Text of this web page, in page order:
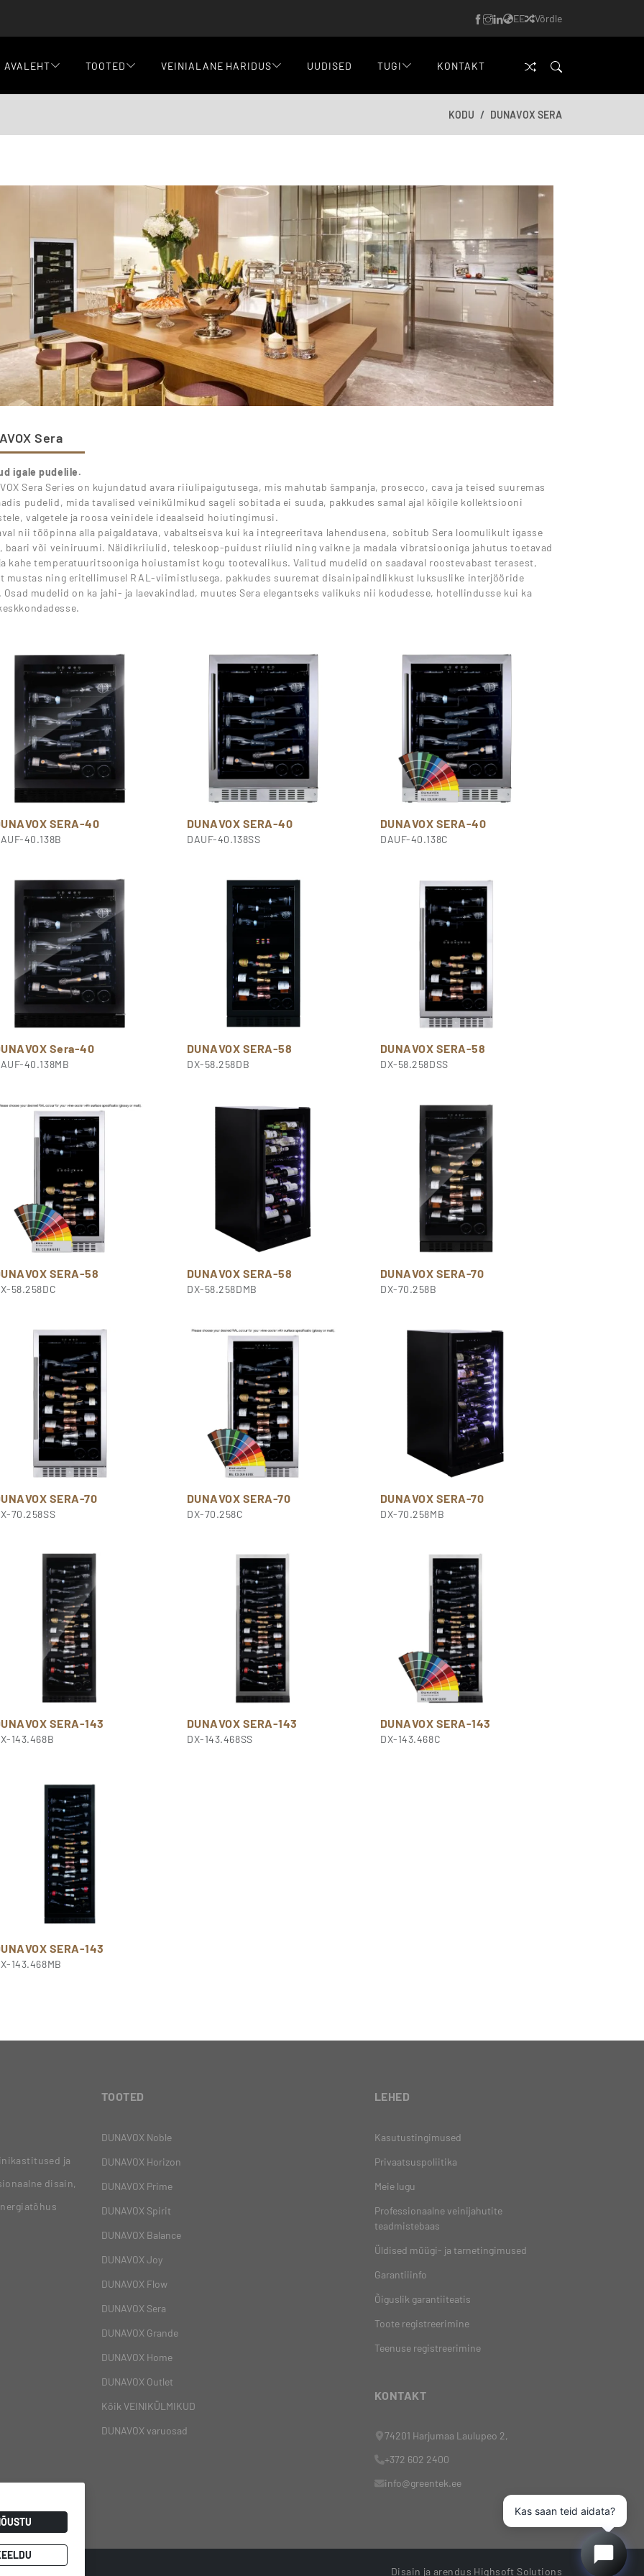
EE Võrdle
AVALEHT TOOTED VEINIALANE HARIDUS UUDISED TUGI KONTAKT
KODU DUNAVOX SERA
Sera
igale pudelile.
Sera Series on kujundatud avara riiulipaigutusega, mis mahutab šampanja, prosecco, cava ja teised suuremas
pudelid, mida tavalised veinikülmikud sageli sobitada ei suuda, pakkudes samal ajal kõigile kollektsiooni
valgetele ja roosa veinidele ideaalseid hoiutingimusi.
nii tööpinna alla paigaldatava, vabaltseisva kui ka integreeritava lahendusena, sobitub Sera loomulikult igasse
baari või veiniruumi. Näidikriiulid, teleskoop-puidust riiulid ning vaikne ja madala vibratsiooniga jahutus toetavad
kahe temperatuuritsooniga hoiustamist kogu tootevalikus. Valitud mudelid on saadaval roostevabast terasest,
mustas ning eritellimusel RAL-viimistlusega, pakkudes suuremat disainipaindlikkust luksuslike interjööride
Osad mudelid on ka jahi- ja laevakindlad, muutes Sera elegantseks valikuks nii kodudesse, hotellindusse kui ka
SERA-40
40.138B
DUNAVOX SERA-40
DAUF-40.138SS
DUNAVOX SERA-40
DAUF-40.138C
Sera-40
40.138MB
DUNAVOX SERA-58
DX-58.258DB
DUNAVOX SERA-58
DX-58.258DSS
SERA-58
58.258DC
DUNAVOX SERA-58
DX-58.258DMB
DUNAVOX SERA-70
DX-70.258B
SERA-70
70.258SS
DUNAVOX SERA-70
DX-70.258C
DUNAVOX SERA-70
DX-70.258MB
SERA-143
143.468B
DUNAVOX SERA-143
DX-143.468SS
DUNAVOX SERA-143
DX-143.468C
SERA-143
143.468MB
ja
disain,
TOOTED
DUNAVOX Noble
DUNAVOX Horizon
DUNAVOX Prime
DUNAVOX Spirit
DUNAVOX Balance
DUNAVOX Joy
DUNAVOX Flow
DUNAVOX Sera
DUNAVOX Grande
DUNAVOX Home
DUNAVOX Outlet
Kõik VEINIKÜLMIKUD
DUNAVOX varuosad
LEHED
Kasutustingimused
Privaatsuspoliitika
Meie lugu
Professionaalne veinijahutite
teadmistebaas
Üldised müügi- ja tarnetingimused
Garantiiinfo
Õiguslik garantiiteatis
Toote registreerimine
Teenuse registreerimine
KONTAKT
74201 Harjumaa Laulupeo 2,
+372 602 2400
info@greentek.ee
Disain ja arendus Highsoft Solutions
Kas saan teid aidata?